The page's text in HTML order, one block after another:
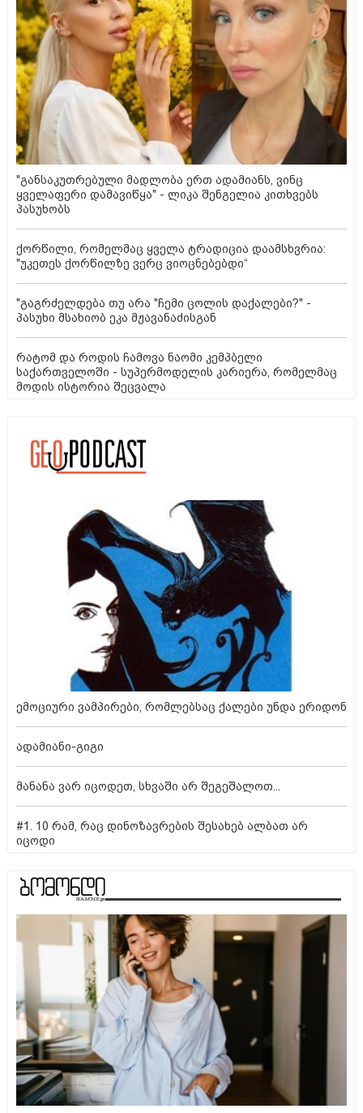
"განსაკუთრებული მადლობა ერთ ადამიანს, ვინც
ყველაფერი დამავიწყა" - ლიკა შენგელია კითხვებს
პასუხობს
ქორწილი, რომელმაც ყველა ტრადიცია დაამსხვრია:
"უკეთეს ქორწილზე ვერც ვიოცნებებდი“
"გაგრძელდება თუ არა "ჩემი ცოლის დაქალები?" -
პასუხი მსახიობ ეკა მჟავანაძისგან
რატომ და როდის ჩამოვა ნაომი კემპბელი
საქართველოში - სუპერმოდელის კარიერა, რომელმაც
მოდის ისტორია შეცვალა
ემოციური ვამპირები, რომლებსაც ქალები უნდა ერიდონ
ადამიანი-გიგი
მანანა ვარ იცოდეთ, სხვაში არ შეგეშალოთ...
#1. 10 რამ, რაც დინოზავრების შესახებ ალბათ არ
იცოდი